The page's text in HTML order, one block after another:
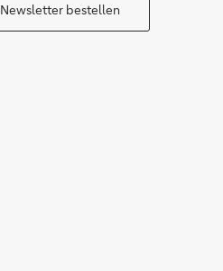
Newsletter bestellen